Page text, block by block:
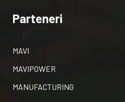
Parteneri
MAVI
MAVIPOWER
MANUFACTURING